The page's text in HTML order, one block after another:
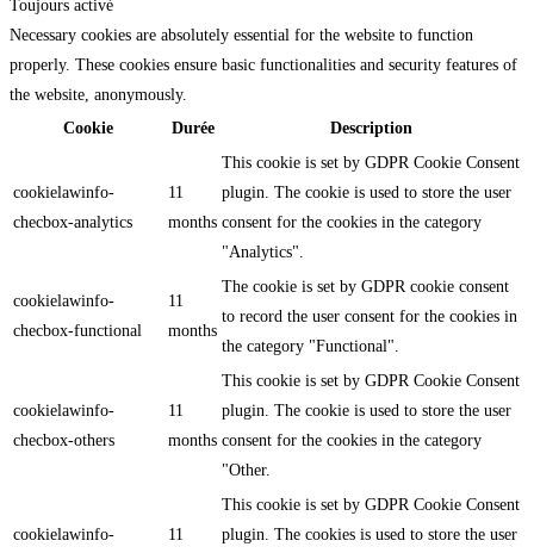
Toujours activé
Necessary cookies are absolutely essential for the website to function
properly. These cookies ensure basic functionalities and security features of
the website, anonymously.
Cookie
Durée Description
cookielawinfo-
checbox-analytics
11
months
This cookie is set by GDPR Cookie Consent
plugin. The cookie is used to store the user
consent for the cookies in the category
"Analytics".
cookielawinfo-
checbox-functional
11
months
The cookie is set by GDPR cookie consent
to record the user consent for the cookies in
the category "Functional".
cookielawinfo-
checbox-others
11
months
This cookie is set by GDPR Cookie Consent
plugin. The cookie is used to store the user
consent for the cookies in the category
"Other.
cookielawinfo-
11
This cookie is set by GDPR Cookie Consent
plugin. The cookies is used to store the user